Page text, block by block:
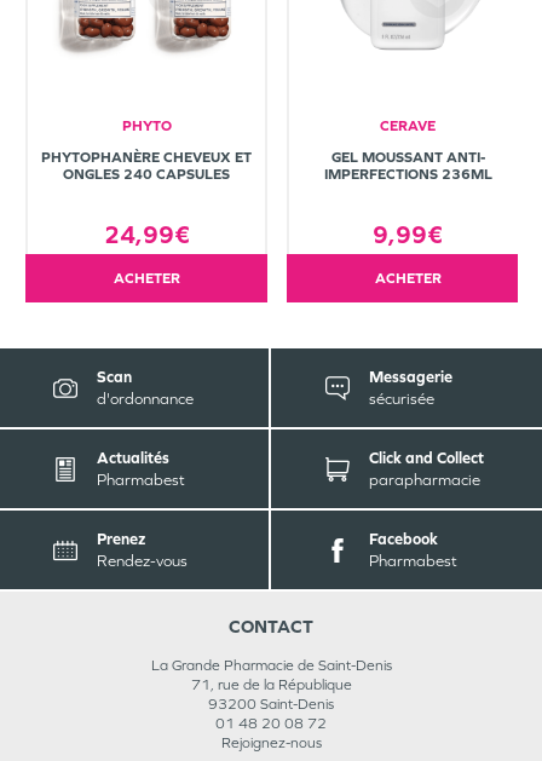
PHYTO
PHYTOPHANÈRE CHEVEUX ET
ONGLES 240 CAPSULES
24,99€
ACHETER
CERAVE
GEL MOUSSANT ANTI-
IMPERFECTIONS 236ML
9,99€
ACHETER
Scan
d'ordonnance
Messagerie
sécurisée
Actualités
Pharmabest
Click and Collect
parapharmacie
Prenez
Rendez-vous
Facebook
Pharmabest
CONTACT
La Grande Pharmacie de Saint-Denis
71, rue de la République
93200 Saint-Denis
01 48 20 08 72
Rejoignez-nous